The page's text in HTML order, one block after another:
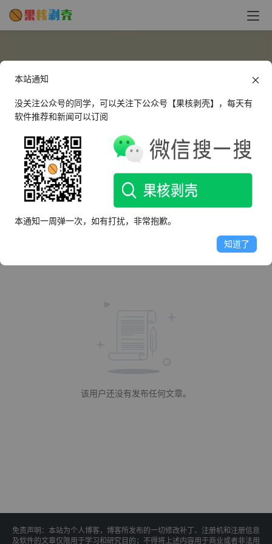
年费VIP KWIGNIS
这个人很懒，什么都没有留下～
该用户还没有发布任何文章。
免责声明：本站为个人博客，博客所发布的一切修改补丁、注册机和注册信息
及软件的文章仅限用于学习和研究目的；不得将上述内容用于商业或者非法用
本站通知
没关注公众号的同学，可以关注下公众号【果核剥壳】，每天有
软件推荐和新闻可以订阅
本通知一周弹一次，如有打扰，非常抱歉。
知道了